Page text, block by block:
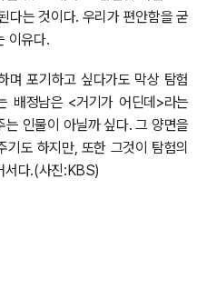
다는 것이다. 우리가 편안함을 굳
이유다.
며 포기하고 싶다가도 막상 탐험
배정남은 <거기가 어딘데>라는
인물이 아닐까 싶다. 그 양면을
도 하지만, 또한 그것이 탐험의
서다.(사진:KBS)